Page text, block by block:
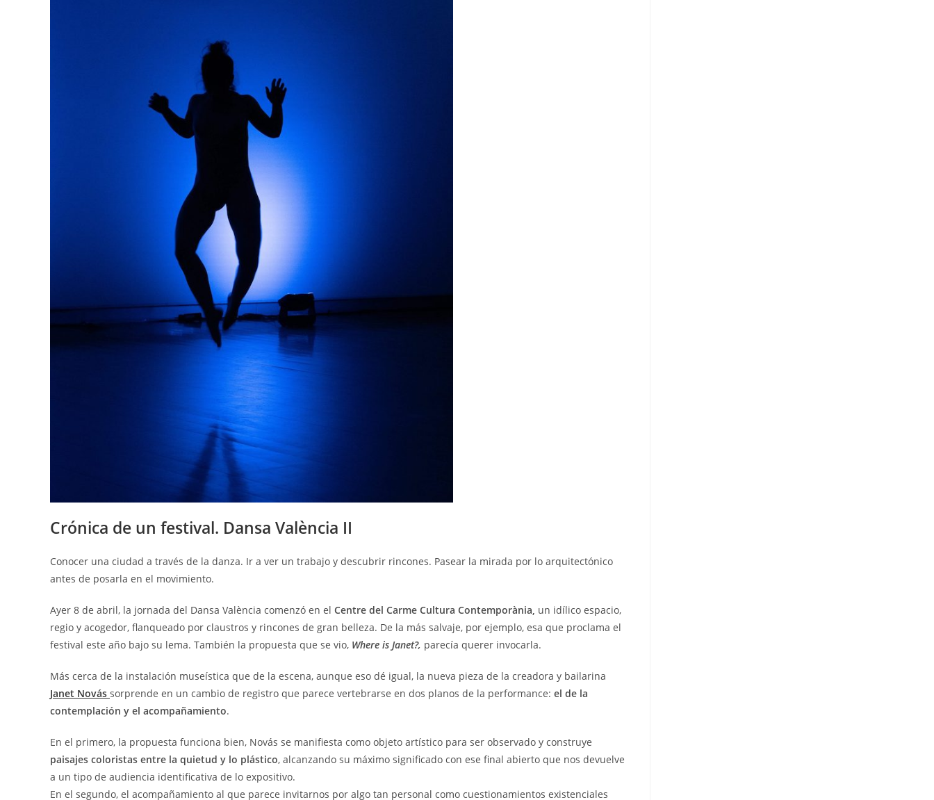
Crónica de un festival. Dansa València II
Conocer una ciudad a través de la danza. Ir a ver un trabajo y descubrir rincones. Pasear la mirada por lo arquitectónico
antes de posarla en el movimiento.
Ayer 8 de abril, la jornada del Dansa València comenzó en el Centre del Carme Cultura Contemporània, un idílico espacio,
regio y acogedor, flanqueado por claustros y rincones de gran belleza. De la más salvaje, por ejemplo, esa que proclama el
festival este año bajo su lema. También la propuesta que se vio, Where is Janet?, parecía querer invocarla.
Más cerca de la instalación museística que de la escena, aunque eso dé igual, la nueva pieza de la creadora y bailarina
Janet Novás sorprende en un cambio de registro que parece vertebrarse en dos planos de la performance: el de la
contemplación y el acompañamiento.
En el primero, la propuesta funciona bien, Novás se manifiesta como objeto artístico para ser observado y construye
paisajes coloristas entre la quietud y lo plástico, alcanzando su máximo significado con ese final abierto que nos devuelve
a un tipo de audiencia identificativa de lo expositivo.
En el segundo, el acompañamiento al que parece invitarnos por algo tan personal como cuestionamientos existenciales